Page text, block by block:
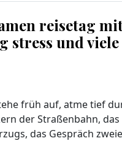
reisetag
stress und
früh auf, atme tief
der Straßenbahn,
das Gespräch